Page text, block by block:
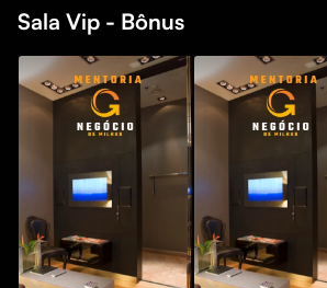
Sala Vip - Bônus